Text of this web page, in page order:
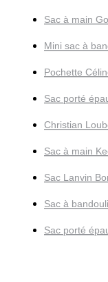
Sac à main
Mini sac à
Pochette
Sac porté
Christian
Sac à main
Sac Lanvin
Sac à
Sac porté